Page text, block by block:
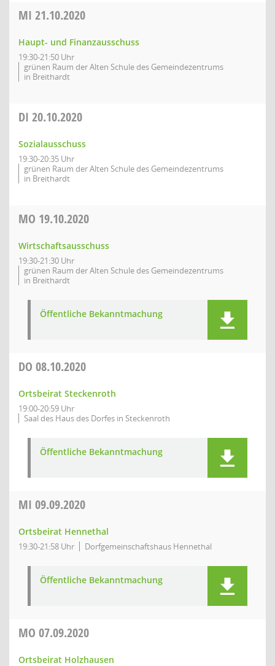
MI 21.10.2020
Haupt- und Finanzausschuss
19:30-21:50 Uhr
grünen Raum der Alten Schule des Gemeindezentrums
in Breithardt
DI 20.10.2020
Sozialausschuss
19:30-20:35 Uhr
grünen Raum der Alten Schule des Gemeindezentrums
in Breithardt
MO 19.10.2020
Wirtschaftsausschuss
19:30-21:30 Uhr
grünen Raum der Alten Schule des Gemeindezentrums
in Breithardt
Öffentliche Bekanntmachung
DO 08.10.2020
Ortsbeirat Steckenroth
19:00-20:59 Uhr
Saal des Haus des Dorfes in Steckenroth
Öffentliche Bekanntmachung
MI 09.09.2020
Ortsbeirat Hennethal
19:30-21:58 Uhr Dorfgemeinschaftshaus Hennethal
Öffentliche Bekanntmachung
MO 07.09.2020
Ortsbeirat Holzhausen